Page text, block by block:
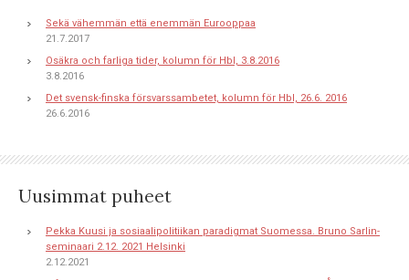
Sekä vähemmän että enemmän Eurooppaa
21.7.2017
Osäkra och farliga tider, kolumn för Hbl, 3.8.2016
3.8.2016
Det svensk-finska försvarssambetet, kolumn för Hbl, 26.6. 2016
26.6.2016
Uusimmat puheet
Pekka Kuusi ja sosiaalipolitiikan paradigmat Suomessa. Bruno Sarlin-
seminaari 2.12. 2021 Helsinki
2.12.2021